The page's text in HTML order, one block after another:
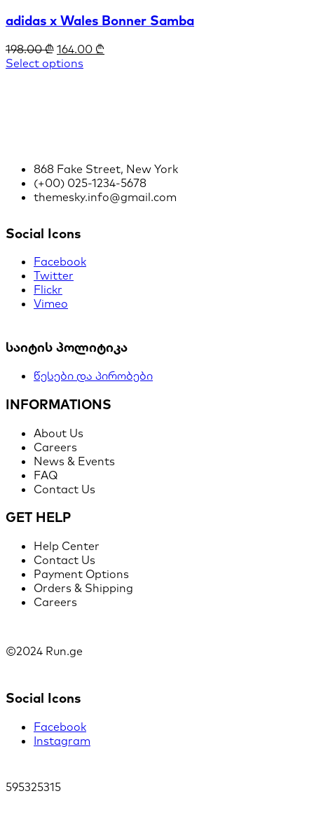
adidas x Wales Bonner Samba
198.00₾ 164.00 ₾
Select options
868 Fake Street, New York
(+00) 025-1234-5678
themesky.info@gmail.com
Social Icons
Facebook
Twitter
Flickr
Vimeo
საიტის პოლიტიკა
წესები და პირობები
INFORMATIONS
About Us
Careers
News & Events
FAQ
Contact Us
GET HELP
Help Center
Contact Us
Payment Options
Orders & Shipping
Careers
©2024 Run.ge
Social Icons
Facebook
Instagram
595325315